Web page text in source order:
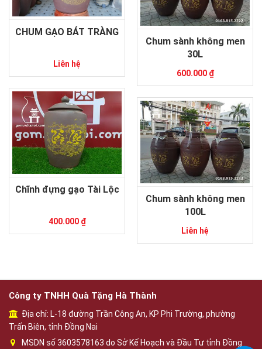
CHUM GẠO BÁT TRÀNG
Liên hệ
Chum sành không men
30L
600.000 ₫
Chĩnh đựng gạo Tài Lộc
400.000 ₫
Chum sành không men
100L
Liên hệ
Công ty TNHH Quà Tặng Hà Thành
Địa chỉ: L-18 đường Trần Công An, KP Phi Trường, phường
Trấn Biên, tỉnh Đồng Nai
MSDN số 3603578163 do Sở Kế Hoạch và Đầu Tư tỉnh Đồng